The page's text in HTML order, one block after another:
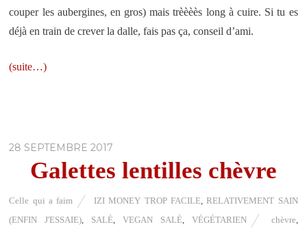
couper les aubergines, en gros) mais trèèèès long à cuire. Si tu es
déjà en train de crever la dalle, fais pas ça, conseil d’ami.
(suite…)
28 SEPTEMBRE 2017
Galettes lentilles chèvre
Celle qui a faim IZI MONEY TROP FACILE,RELATIVEMENT SAIN
(ENFIN J'ESSAIE), SALÉ,VEGAN SALÉ, VÉGÉTARIEN chèvre,